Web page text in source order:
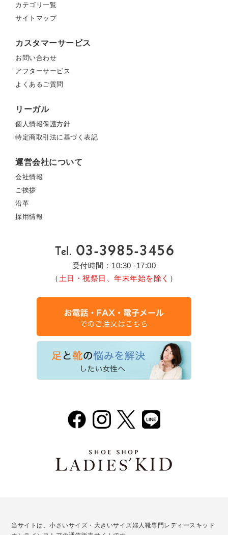
カテゴリ一覧
サイトマップ
カスタマーサービス
お問い合わせ
アフターサービス
よくあるご質問
リーガル
個人情報保護方針
特定商取引法に基づく表記
運営会社について
会社情報
ご挨拶
沿革
採用情報
受付時間：10:30 -17:00
（ 土日・祝祭日、年末年始を除く ）
当サイトは、小さいサイズ・大きいサイズ婦人靴専門レディースキッド